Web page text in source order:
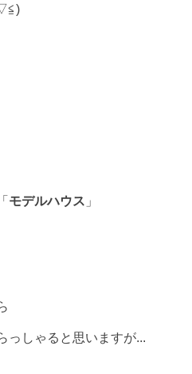
モデルハウス 」
っしゃると思いますが...